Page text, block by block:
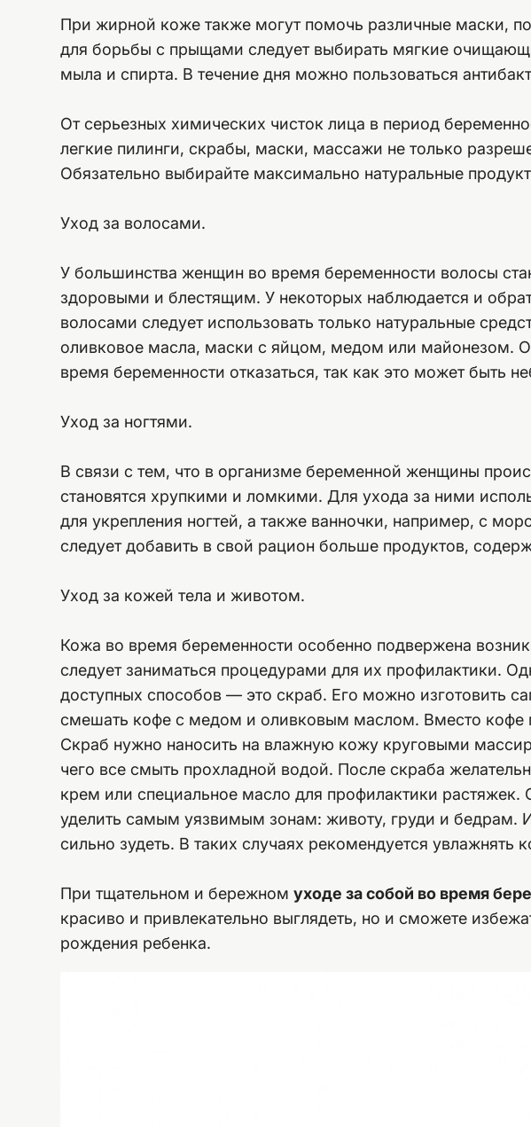
При жирной коже также могут помочь различные маски,
для борьбы с прыщами следует выбирать мягкие
мыла и спирта. В течение дня можно пользоваться
От серьезных химических чисток лица в период
легкие пилинги, скрабы, маски, массажи не только
Обязательно выбирайте максимально натуральные
Уход за волосами.
У большинства женщин во время беременности волосы
здоровыми и блестящим. У некоторых наблюдается и
волосами следует использовать только натуральные
оливковое масла, маски с яйцом, медом или майонезом.
время беременности отказаться, так как это может быть
Уход за ногтями.
В связи с тем, что в организме беременной женщины
становятся хрупкими и ломкими. Для ухода за ними
для укрепления ногтей, а также ванночки, например, с
следует добавить в свой рацион больше продуктов,
Уход за кожей тела и животом.
Кожа во время беременности особенно подвержена
следует заниматься процедурами для их профилактики.
доступных способов — это скраб. Его можно изготовить
смешать кофе с медом и оливковым маслом. Вместо кофе
Скраб нужно наносить на влажную кожу круговыми
чего все смыть прохладной водой. После скраба
крем или специальное масло для профилактики растяжек.
уделить самым уязвимым зонам: животу, груди и бедрам.
сильно зудеть. В таких случаях рекомендуется
При тщательном и бережном уходе за собой во время
красиво и привлекательно выглядеть, но и сможете
рождения ребенка.